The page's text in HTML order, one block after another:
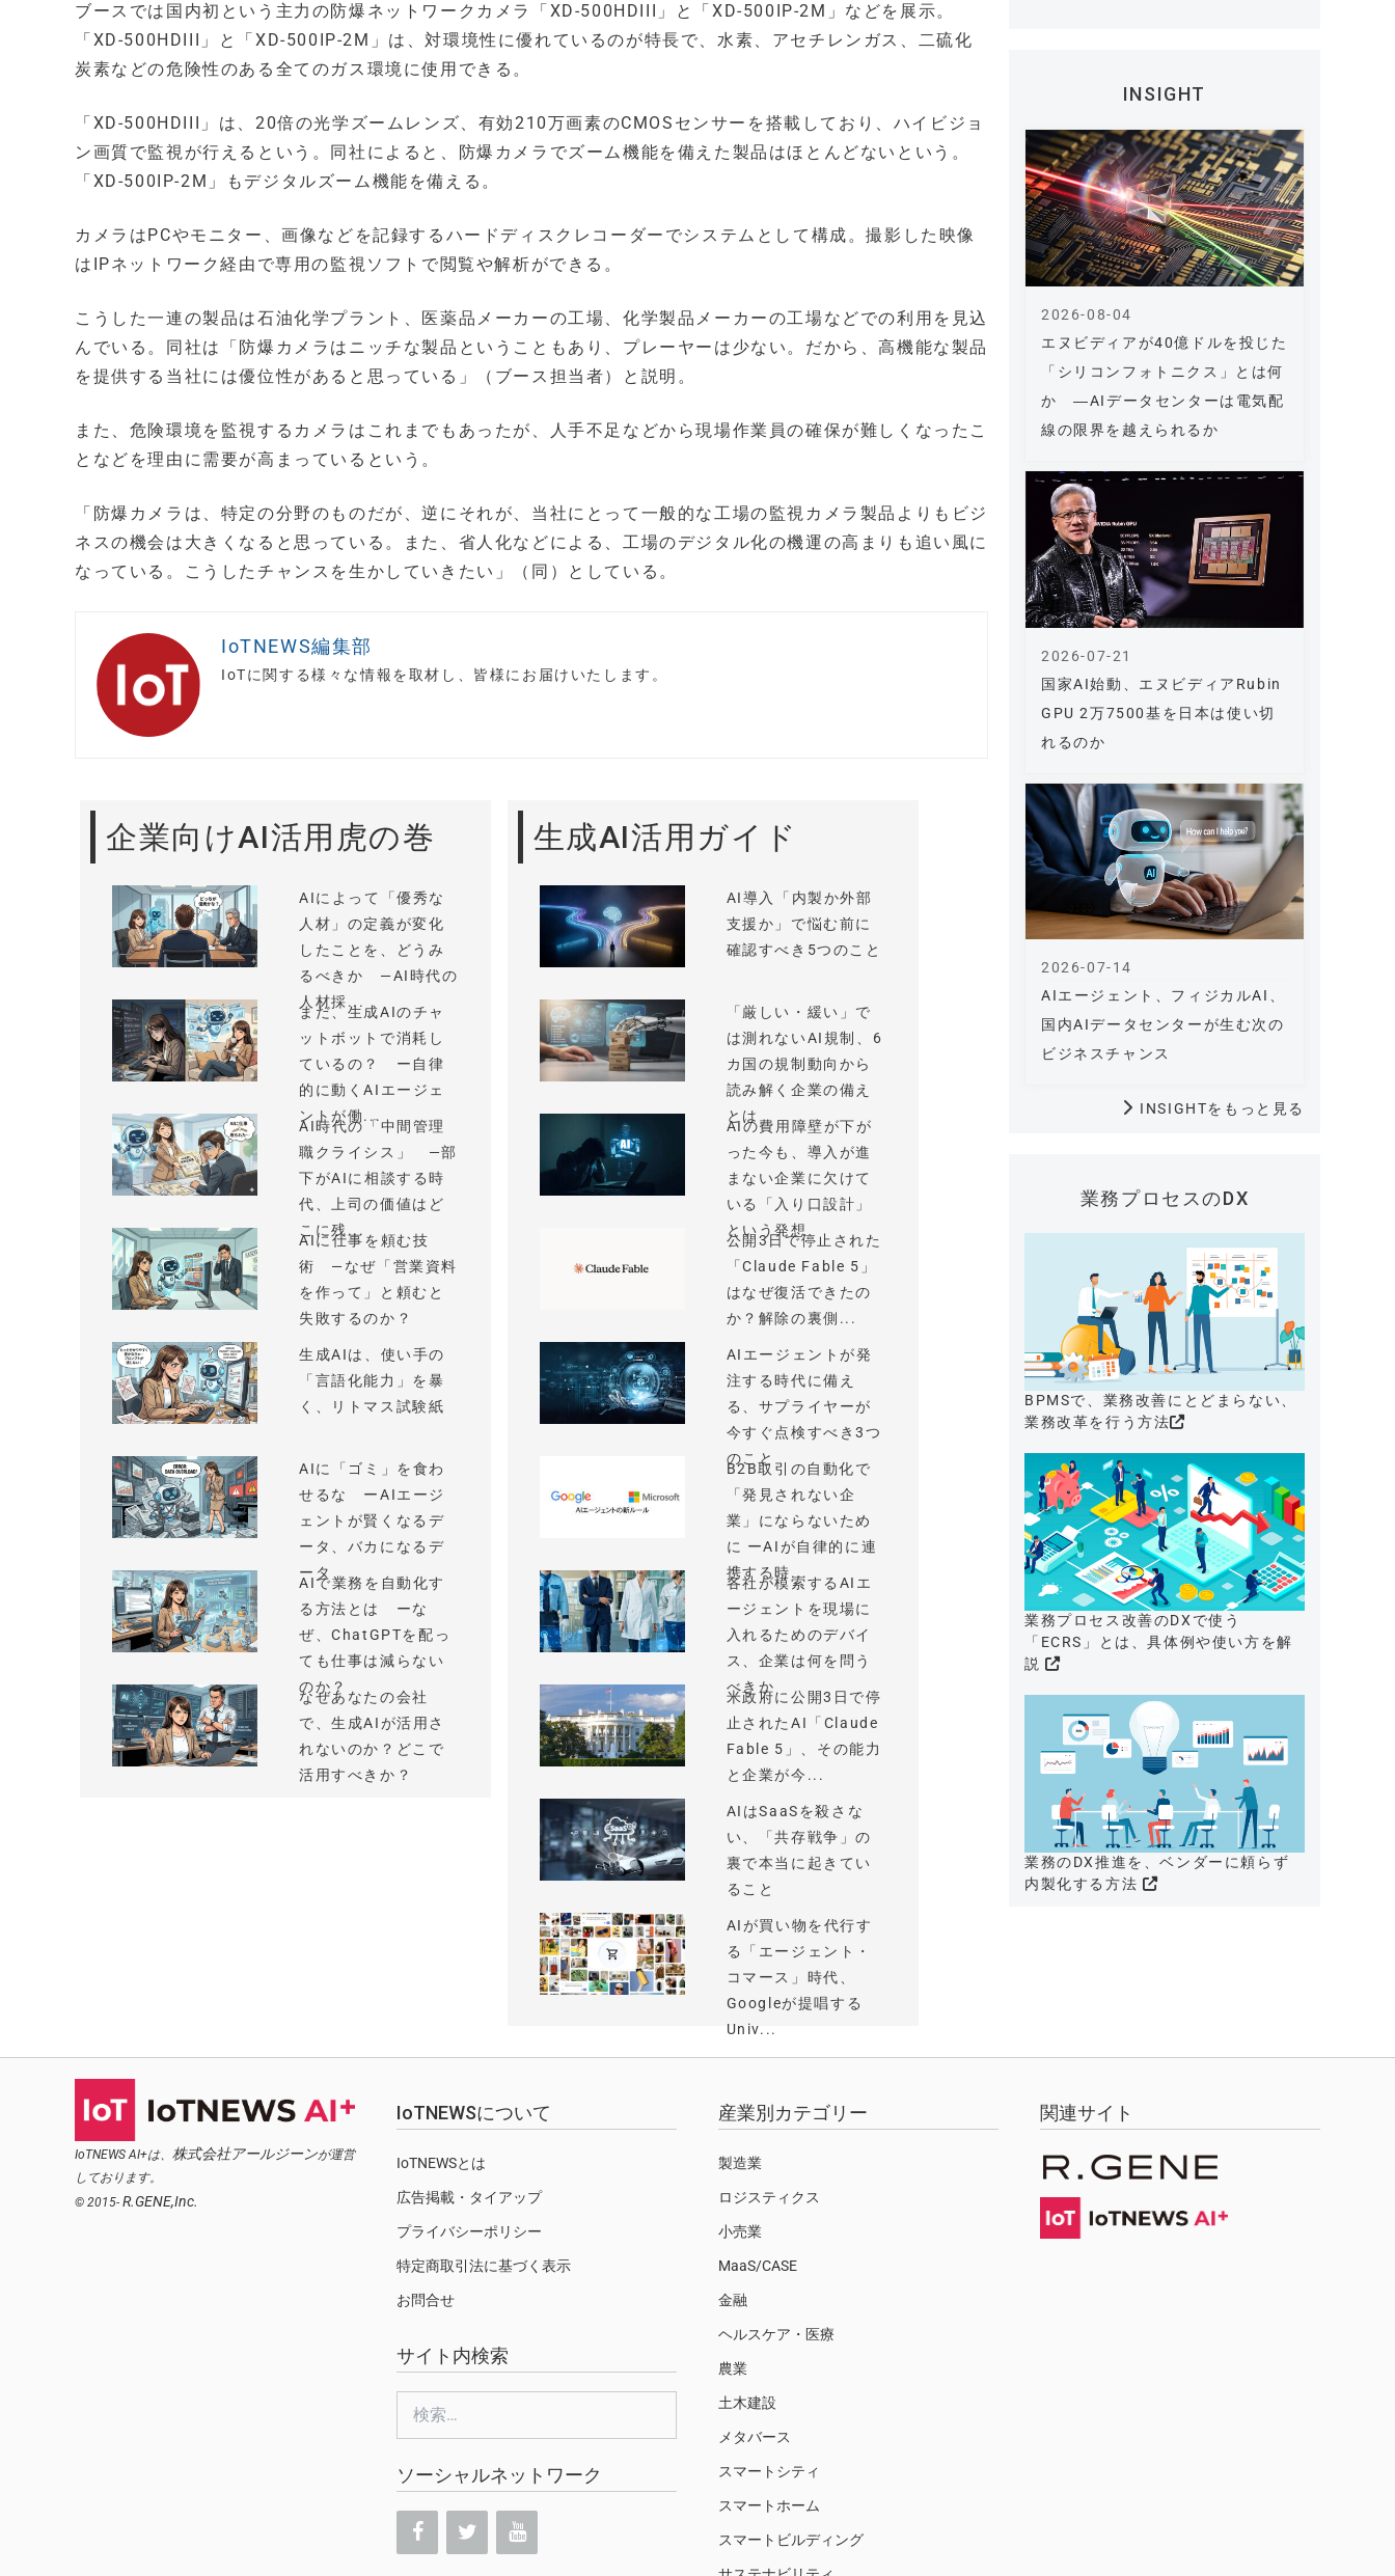
ブースでは国内初という主力の防爆ネットワークカメラ「XD-500HDIII」と「XD-500IP-2M」などを展示。
「XD-500HDIII」と「XD-500IP-2M」は、対環境性に優れているのが特長で、水素、アセチレンガス、二硫化
炭素などの危険性のある全てのガス環境に使用できる。
「XD-500HDIII」は、20倍の光学ズームレンズ、有効210万画素のCMOSセンサーを搭載しており、ハイビジョ
ン画質で監視が行えるという。同社によると、防爆カメラでズーム機能を備えた製品はほとんどないという。
「XD-500IP-2M」もデジタルズーム機能を備える。
カメラはPCやモニター、画像などを記録するハードディスクレコーダーでシステムとして構成。撮影した映像
はIPネットワーク経由で専用の監視ソフトで閲覧や解析ができる。
こうした一連の製品は石油化学プラント、医薬品メーカーの工場、化学製品メーカーの工場などでの利用を見込
んでいる。同社は「防爆カメラはニッチな製品ということもあり、プレーヤーは少ない。だから、高機能な製品
を提供する当社には優位性があると思っている」（ブース担当者）と説明。
また、危険環境を監視するカメラはこれまでもあったが、人手不足などから現場作業員の確保が難しくなったこ
となどを理由に需要が高まっているという。
「防爆カメラは、特定の分野のものだが、逆にそれが、当社にとって一般的な工場の監視カメラ製品よりもビジ
ネスの機会は大きくなると思っている。また、省人化などによる、工場のデジタル化の機運の高まりも追い風に
なっている。こうしたチャンスを生かしていきたい」（同）としている。
IoTNEWS編集部
IoTに関する様々な情報を取材し、皆様にお届けいたします。
企業向けAI活用虎の巻
AIによって「優秀な
人材」の定義が変化
したことを、どうみ
るべきか —AI時代の
人材採...
まだ、生成AIのチャ
ットボットで消耗し
ているの？ ー自律
的に動くAIエージェ
ントが働...
AI時代の「中間管理
職クライシス」 —部
下がAIに相談する時
代、上司の価値はど
こに残...
AIに仕事を頼む技
術 —なぜ「営業資料
を作って」と頼むと
失敗するのか？
生成AIは、使い手の
「言語化能力」を暴
く、リトマス試験紙
AIに「ゴミ」を食わ
せるな ーAIエージ
ェントが賢くなるデ
ータ、バカになるデ
ータ
AIで業務を自動化す
る方法とは ーな
ぜ、ChatGPTを配っ
ても仕事は減らない
のか？
なぜあなたの会社
で、生成AIが活用さ
れないのか？どこで
活用すべきか？
生成AI活用ガイド
AI導入「内製か外部
支援か」で悩む前に
確認すべき5つのこと
「厳しい・緩い」で
は測れないAI規制、6
カ国の規制動向から
読み解く企業の備え
とは
AIの費用障壁が下が
った今も、導入が進
まない企業に欠けて
いる「入り口設計」
という発想
公開3日で停止された
「Claude Fable 5」
はなぜ復活できたの
か？解除の裏側...
AIエージェントが発
注する時代に備え
る、サプライヤーが
今すぐ点検すべき3つ
のこと
B2B取引の自動化で
「発見されない企
業」にならないため
に ーAIが自律的に連
携する時...
各社が模索するAIエ
ージェントを現場に
入れるためのデバイ
ス、企業は何を問う
べきか
米政府に公開3日で停
止されたAI「Claude
Fable 5」、その能力
と企業が今...
AIはSaaSを殺さな
い、「共存戦争」の
裏で本当に起きてい
ること
AIが買い物を代行す
る「エージェント・
コマース」時代、
Googleが提唱する
Univ...
INSIGHT
エヌビディアが40億ドルを投じた
「シリコンフォトニクス」とは何
か ―AIデータセンターは電気配
線の限界を越えられるか
2026-08-04
国家AI始動、エヌビディアRubin
GPU 2万7500基を日本は使い切
れるのか
2026-07-21
AIエージェント、フィジカルAI、
国内AIデータセンターが生む次の
ビジネスチャンス
2026-07-14
INSIGHTをもっと見る
業務プロセスのDX
BPMSで、業務改善にとどまらない、
業務改革を行う方法
業務プロセス改善のDXで使う
「ECRS」とは、具体例や使い方を解
説
業務のDX推進を、ベンダーに頼らず
内製化する方法
IoTNEWS AI+は、 株式会社アールジーンが運営
しております。
© 2015- R.GENE,Inc.
IoTNEWSについて
IoTNEWSとは
広告掲載・タイアップ
プライバシーポリシー
特定商取引法に基づく表示
お問合せ
サイト内検索
索:
ソーシャルネットワーク
産業別カテゴリー
製造業
ロジスティクス
小売業
MaaS/CASE
金融
ヘルスケア・医療
農業
土木建設
メタバース
スマートシティ
スマートホーム
スマートビルディング
関連サイト